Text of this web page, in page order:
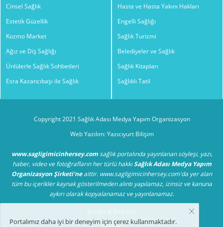
Cinsel Sağlık
Estetik Güzellik
Kozmo Market
Ağız ve Diş Sağlığı
Ünlülerle Sağlık Sohbetleri
Esra Kazancıbaşı ile Sağlık
Hasta ve Hasta Yakını Hakları
Engelli Sağlığı
Sağlık Turizmi
Belediyeler ve Sağlık
Sağlık Kitapları
Sağlıklı Tatil
Copyright 2021 Sağlık Adası Medya Yapım Organizasyon
Web Yazılım: Yazıcıyurt Bilişim
www.sagligimicinhersey.comsağlık portalında yayınlanan söyleşi, yazı,
haber, video ve fotoğrafların her türlü hakkıSağlık Adası Medya Yapım
Organizasyon Şirketi'neaittir. www.sagligimicinhersey.com'da yer alan
tüm bu içerikler kaynak gösterilmeden alıntı yapılamaz, izinsiz ve kanuna
aykırı olarak kopyalanamaz ve yayınlanamaz.
Portalımız daha iyi bir deneyim için çerez kullanmaktadır.